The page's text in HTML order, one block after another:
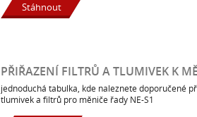
Stáhnout
PŘIŘAZENÍ FILTRŮ A TLUMIVEK K
jednoduchá tabulka, kde naleznete doporučené
tlumivek a filtrů pro měniče řady NE-S1